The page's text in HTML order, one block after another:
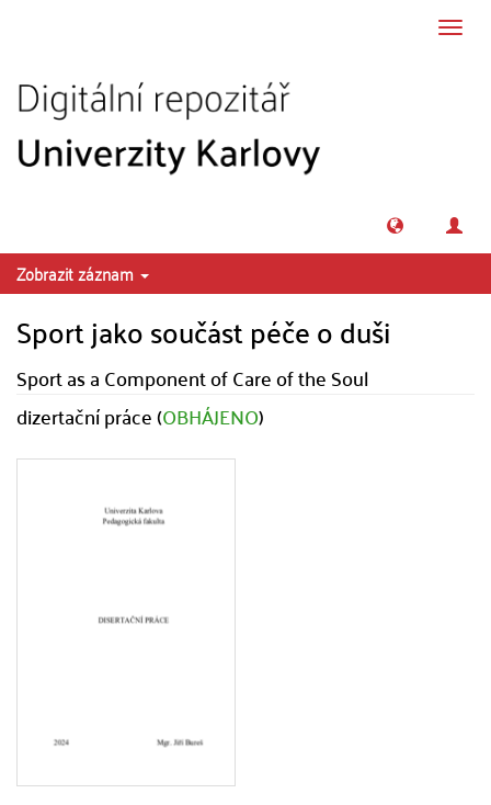
Zobrazit záznam
Sport jako součást péče o duši
Sport as a Component of Care of the Soul
dizertační práce (OBHÁJENO)